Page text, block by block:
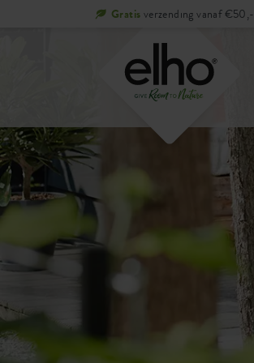
Gratis verzending vanaf €50,-